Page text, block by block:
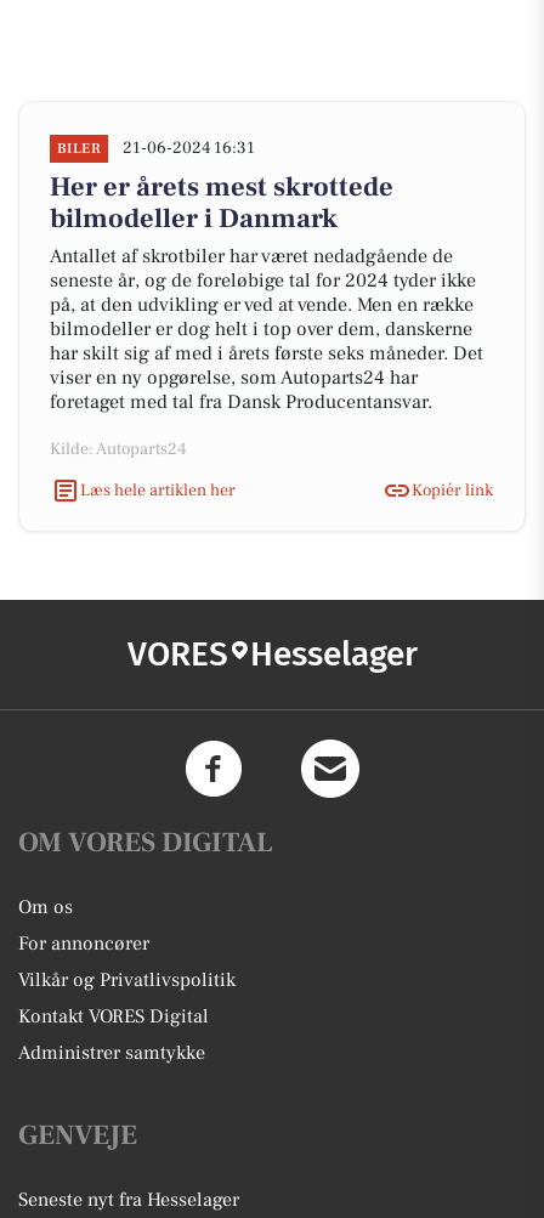
BILER 21-06-2024 16:31
Her er årets mest skrottede
bilmodeller i Danmark
Antallet af skrotbiler har været nedadgående de
seneste år, og de foreløbige tal for 2024 tyder ikke
på, at den udvikling er ved at vende. Men en række
bilmodeller er dog helt i top over dem, danskerne
har skilt sig af med i årets første seks måneder. Det
viser en ny opgørelse, som Autoparts24 har
foretaget med tal fra Dansk Producentansvar.
Kilde: Autoparts24
Læs hele artiklen her
Kopiér link
VORES Hesselager
OM VORES DIGITAL
Om os
For annoncører
Vilkår og Privatlivspolitik
Kontakt VORES Digital
Administrer samtykke
GENVEJE
Seneste nyt fra Hesselager